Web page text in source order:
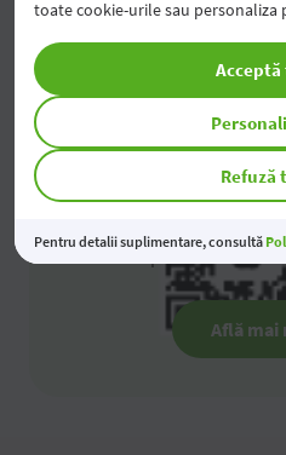
OTP Internet și
Descoperă OTP
Află mai
toate cookie-urile sau personaliza
Refuză
Pentru detalii suplimentare, consultă